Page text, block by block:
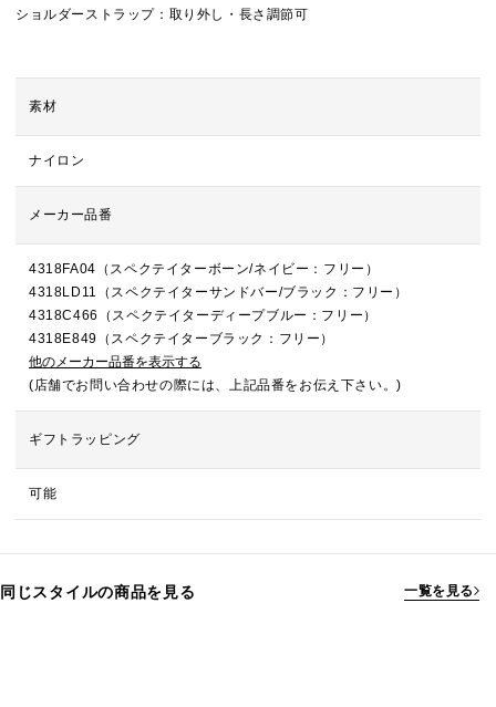
ショルダーストラップ：取り外し・長さ調節可
素材
ナイロン
メーカー品番
4318FA04（スペクテイターボーン/ネイビー：フリー）
4318LD11（スペクテイターサンドバー/ブラック：フリー）
4318C466（スペクテイターディープブルー：フリー）
4318E849（スペクテイターブラック：フリー）
他のメーカー品番を表示する
(店舗でお問い合わせの際には、上記品番をお伝え下さい。)
ギフトラッピング
可能
同じスタイルの商品を見る 一覧を見る